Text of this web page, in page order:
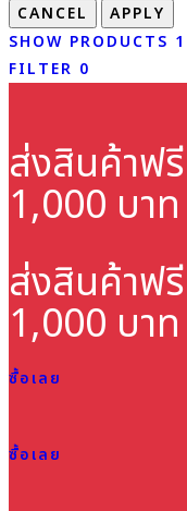
SHOW PRODUCTS 1
FILTER 0
ส่งสินค้าฟรี
1,000 บาท
ส่งสินค้าฟรี
1,000 บาท
ซื้อเลย
ซื้อเลย